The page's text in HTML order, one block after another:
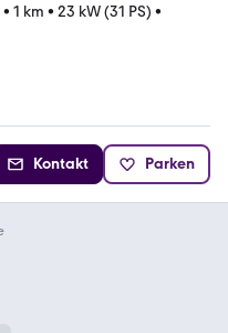
• 1 km • 23 kW (31 PS) •
Kontakt Parken